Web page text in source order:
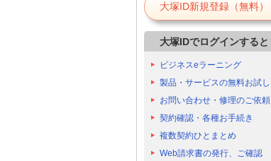
大塚ID新規登録（無料）
大塚IDでログインすると
ビジネスeラーニング
製品・サービスの無料お試し
お問い合わせ・修理のご依頼
契約確認・各種お手続き
複数契約ひとまとめ
Web請求書の発行、ご確認